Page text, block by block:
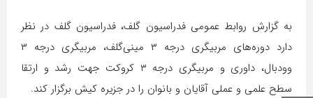
به گزارش روابط عمومی فدراسیون گلف، فدراسیون گلف در نظر
دارد دوره‌های مربیگری درجه ۳ مینی‌گلف، مربیگری درجه ۳
وودبال، داوری و مربیگری درجه ۳ کروکت جهت رشد و ارتقا
سطح علمی و عملی آقايان و بانوان را در جزیره کیش برگزار کند.